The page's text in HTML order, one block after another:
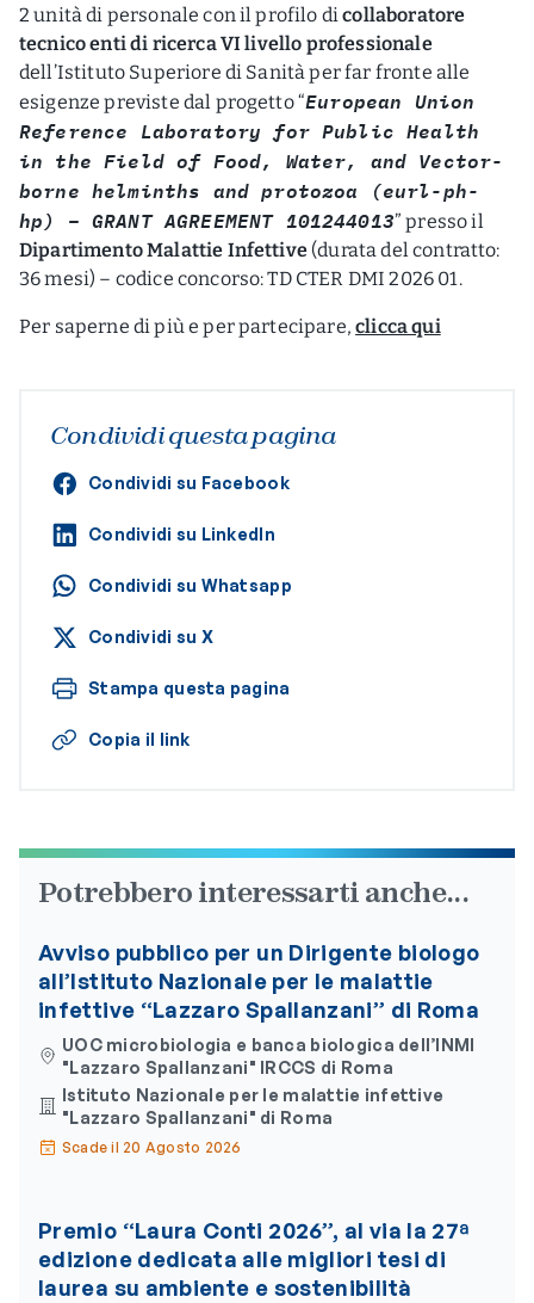
2 unità di personale con il profilo dicollaboratore
tecnico enti di ricerca VI livello professionale
dell’Istituto Superiore di Sanità per far fronte alle
esigenze previste dal progetto “European Union
Reference Laboratory for Public Health
in the Field of Food, Water, and Vector-
borne helminths and protozoa (eurl-ph-
hp) – GRANT AGREEMENT 101244013” presso il
Dipartimento Malattie Infettive (durata del contratto:
36 mesi) – codice concorso: TD CTER DMI 2026 01.
Per saperne di più e per partecipare,clicca qui
Condividi questa pagina
Condividi su Facebook
Condividi su LinkedIn
Condividi su Whatsapp
Condividi su X
Stampa questa pagina
Copia il link
Potrebbero interessarti anche...
Avviso pubblico per un Dirigente biologo
all’Istituto Nazionale per le malattie
infettive “Lazzaro Spallanzani” di Roma
UOC microbiologia e banca biologica dell’INMI
"Lazzaro Spallanzani" IRCCS di Roma
Istituto Nazionale per le malattie infettive
"Lazzaro Spallanzani" di Roma
Scade il 20 Agosto 2026
Premio “Laura Conti 2026”, al via la 27ª
edizione dedicata alle migliori tesi di
laurea su ambiente e sostenibilità